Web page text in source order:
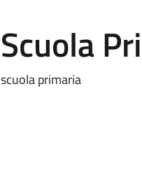
Scuola
scuola primaria